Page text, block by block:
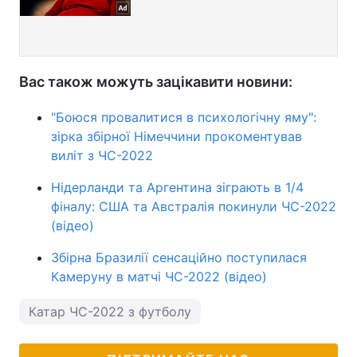
Вас також можуть зацікавити новини:
"Боюся провалитися в психологічну яму":
зірка збірної Німеччини прокоментував
виліт з ЧС-2022
Нідерланди та Аргентина зіграють в 1/4
фіналу: США та Австралія покинули ЧС-2022
(відео)
Збірна Бразилії сенсаційно поступилася
Камеруну в матчі ЧС-2022 (відео)
Катар ЧС-2022 з футболу